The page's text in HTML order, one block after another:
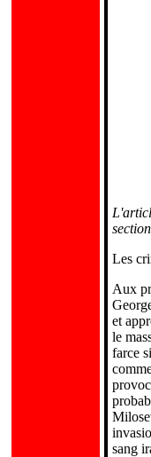
Les
Aux
et
le
farce
sang